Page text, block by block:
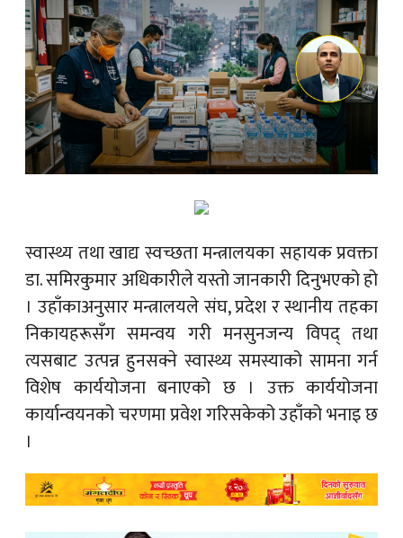
स्वास्थ्य तथा खाद्य स्वच्छता मन्त्रालयका सहायक प्रवक्ता
डा. समिरकुमार अधिकारीले यस्तो जानकारी दिनुभएको हो
। उहाँकाअनुसार मन्त्रालयले संघ, प्रदेश र स्थानीय तहका
निकायहरूसँग समन्वय गरी मनसुनजन्य विपद् तथा
त्यसबाट उत्पन्न हुनसक्ने स्वास्थ्य समस्याको सामना गर्न
विशेष कार्ययोजना बनाएको छ । उक्त कार्ययोजना
कार्यान्वयनको चरणमा प्रवेश गरिसकेको उहाँको भनाइ छ
।